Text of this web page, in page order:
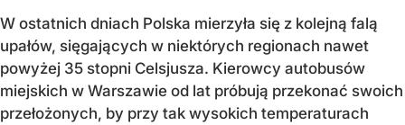
W ostatnich dniach Polska mierzyła się z kolejną falą
upałów, sięgających w niektórych regionach nawet
powyżej 35 stopni Celsjusza. Kierowcy autobusów
miejskich w Warszawie od lat próbują przekonać swoich
przełożonych, by przy tak wysokich temperaturach